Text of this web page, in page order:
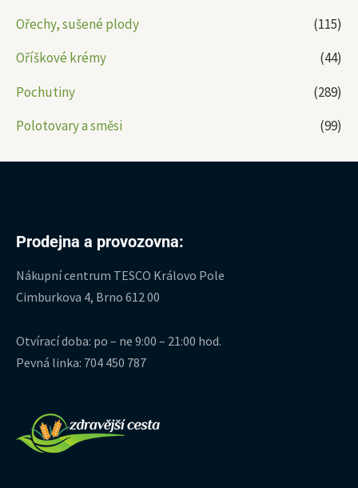
Ořechy, sušené plody
(115)
Oříškové krémy
(44)
Pochutiny
(289)
Polotovary a směsi
(99)
Prodejna a provozovna:
Nákupní centrum TESCO Královo Pole
Cimburkova 4, Brno 612 00
Otvírací doba: po – ne 9:00 – 21:00 hod.
Pevná linka: 704 450 787